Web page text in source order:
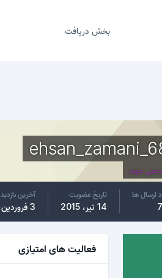
بخش دریافت
مهم
ارسال ها تاریخ عضویت
14 تیر، 2015
آخرین بازدید
3 فروردین، 2022
فعالیت های امتیازی